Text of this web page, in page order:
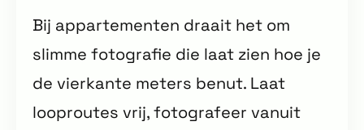
Bij appartementen draait het om
slimme fotografie die laat zien hoe je
de vierkante meters benut. Laat
looproutes vrij, fotografeer vanuit